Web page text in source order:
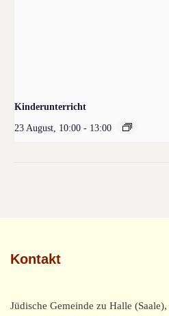
Kinderunterricht
23 August, 10:00 - 13:00
Kontakt
Jüdische Gemeinde zu Halle (Saale),